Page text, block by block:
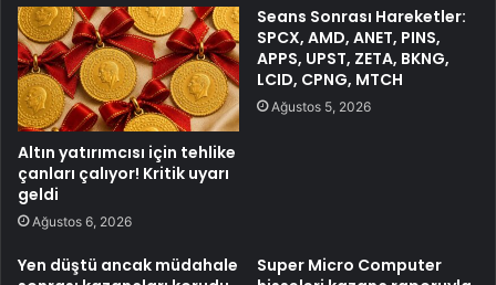
Altın yatırımcısı için tehlike
çanları çalıyor! Kritik uyarı
geldi
Ağustos 6, 2026
Seans Sonrası Hareketler:
SPCX, AMD, ANET, PINS,
APPS, UPST, ZETA, BKNG,
LCID, CPNG, MTCH
Ağustos 5, 2026
Yen düştü ancak müdahale
Super Micro Computer